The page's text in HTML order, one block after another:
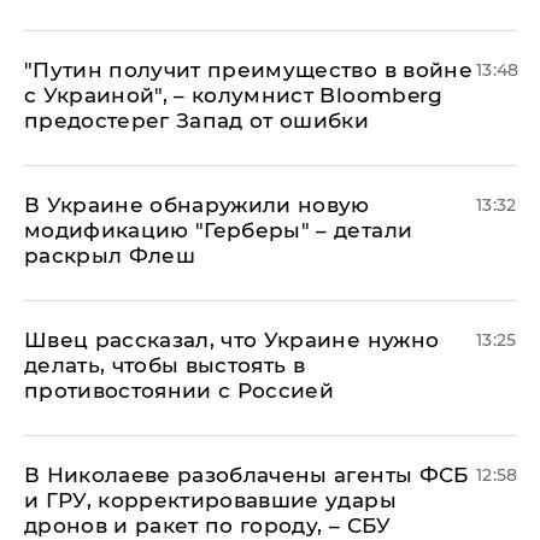
"Путин получит преимущество в войне
с Украиной", – колумнист Bloomberg
предостерег Запад от ошибки
13:48
В Украине обнаружили новую
модификацию "Герберы" – детали
раскрыл Флеш
13:32
Швец рассказал, что Украине нужно
делать, чтобы выстоять в
противостоянии с Россией
13:25
В Николаеве разоблачены агенты ФСБ
и ГРУ, корректировавшие удары
дронов и ракет по городу, – СБУ
12:58